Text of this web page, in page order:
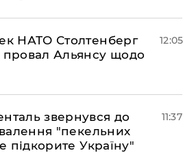
НАТО Столтенберг
Альянсу щодо
12:05
звернувся до
"пекельних
підкорите Україну"
11:37